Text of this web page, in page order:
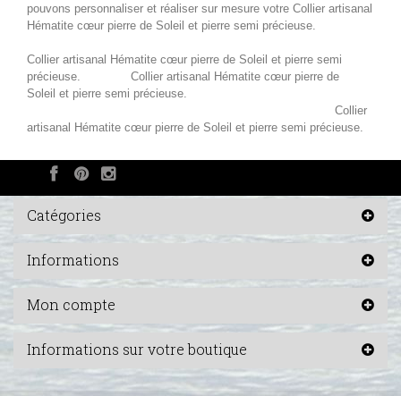
pouvons personnaliser et réaliser sur mesure votre Collier artisanal
Hématite cœur pierre de Soleil et pierre semi précieuse.
Collier artisanal Hématite cœur pierre de Soleil et pierre semi
précieuse. Collier artisanal Hématite cœur pierre de
Soleil et pierre semi précieuse.
Collier
artisanal Hématite cœur pierre de Soleil et pierre semi précieuse.
Catégories
Informations
Mon compte
Informations sur votre boutique